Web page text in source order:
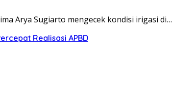
Arya Sugiarto mengecek kondisi irigasi di…
Realisasi APBD